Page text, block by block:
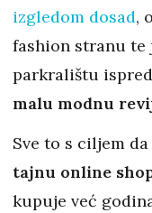
izgledom dosad,
fashion stranu te
parkralištu
malu modnu
Sve to s ciljem
tajnu online
kupuje već